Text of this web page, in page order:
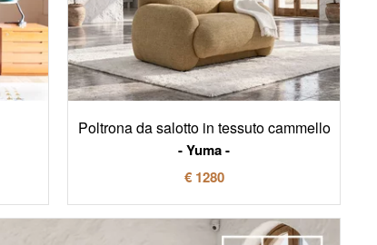
Poltrona da salotto in tessuto cammello
Yuma
€ 1280